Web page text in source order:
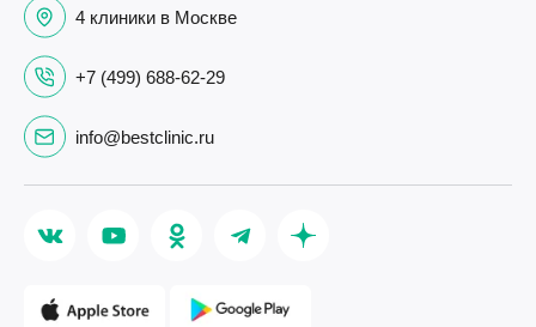
4 клиники в Москве
+7 (499) 688-62-29
info@bestclinic.ru